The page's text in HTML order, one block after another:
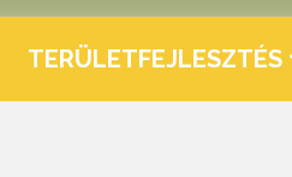
TERÜLETFEJLESZTÉS